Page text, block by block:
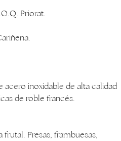
Priorat.
acero inoxidable de alta calidad
de roble francés.
Fresas, frambuesas,